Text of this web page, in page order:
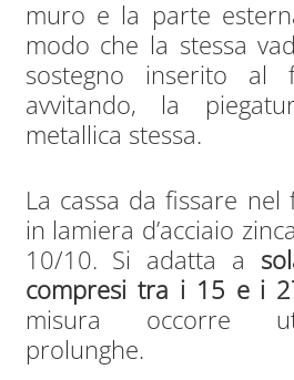
muro e la parte
modo che la stessa
sostegno inserito al
avvitando, la
metallica stessa.
La cassa da fissare
in lamiera d’acciaio
10/10. Si adatta a
compresi tra i 15 e i
misura occorre
prolunghe.